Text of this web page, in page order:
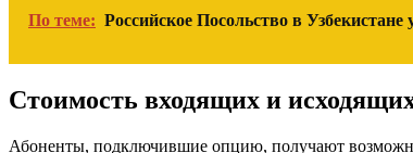
По теме: Российское Посольство в Узбекистане
Стоимость входящих и
Абоненты, подключившие опцию, получают